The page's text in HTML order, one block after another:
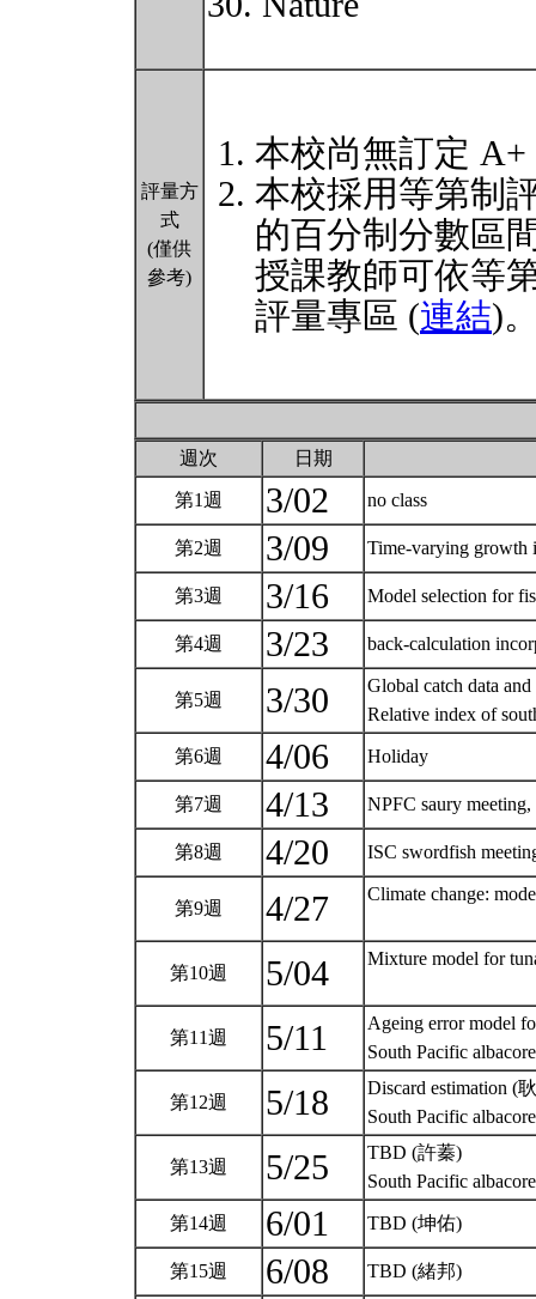
評量方
式
(僅供
參考)
本校尚無訂定
本校採用等第制
的百分制分數區
授課教師可依等
評量專區 (連結)
週次 日期
第1週 3/02 no class
第2週 3/09 Time-varying growth
第3週 3/16 Model selection for
第4週 3/23 back-calculation
第5週 3/30
Global catch data
Relative index of
第6週 4/06 Holiday
第7週 4/13 NPFC saury
第8週 4/20 ISC swordfish
第9週 4/27 Climate change:
第10週 5/04 Mixture model for
第11週 5/11
Ageing error model
South Pacific
第12週 5/18
Discard estimation (
South Pacific
第13週 5/25
TBD (許蓁)
South Pacific
第14週 6/01 TBD (坤佑)
第15週 6/08 TBD (緒邦)